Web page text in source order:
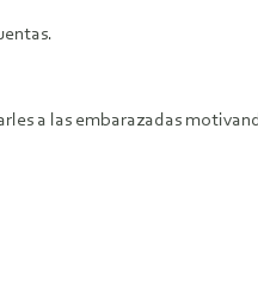
a las embarazadas